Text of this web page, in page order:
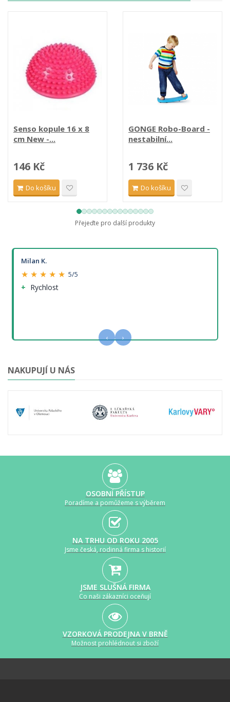
Senso kopule 16 x 8
cm New -...
146 Kč
Do košíku
GONGE Robo-Board -
nestabilní...
1 736 Kč
Do košíku
Přejeďte pro další produkty
Milan K.
★ ★ ★ ★ ★ 5/5
Rychlost
‹ ›
NAKUPUJÍ U NÁS
OSOBNÍ PŘÍSTUP
Poradíme a pomůžeme s výběrem
NA TRHU OD ROKU 2005
Jsme česká, rodinná firma s historií
JSME SLUŠNÁ FIRMA
Co naši zákazníci oceňují
VZORKOVÁ PRODEJNA V BRNĚ
Možnost prohlédnout si zboží